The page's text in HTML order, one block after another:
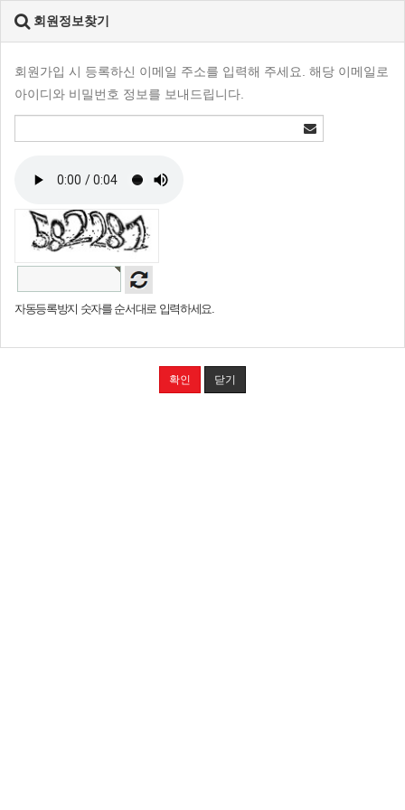
회원정보찾기
회원가입 시 등록하신 이메일 주소를 입력해 주세요. 해당 이메일로
아이디와 비밀번호 정보를 보내드립니다.
자동등록방지 숫자를 순서대로 입력하세요.
확인 닫기